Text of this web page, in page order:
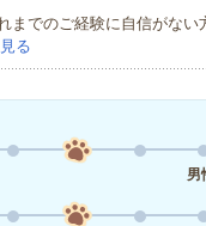
でのご経験に自信がない
る
男